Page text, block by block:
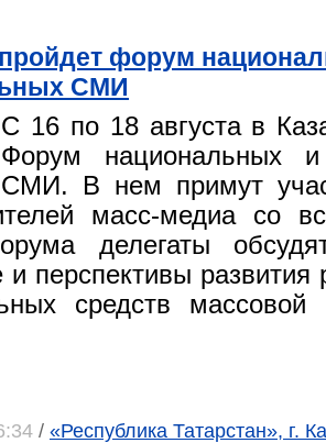
форум
СМИ
С 16 по 18 августа в
Форум национальных и
СМИ. В нем примут
масс-медиа со
делегаты
и перспективы развития
средств
/ «Республика Татарстан», г.